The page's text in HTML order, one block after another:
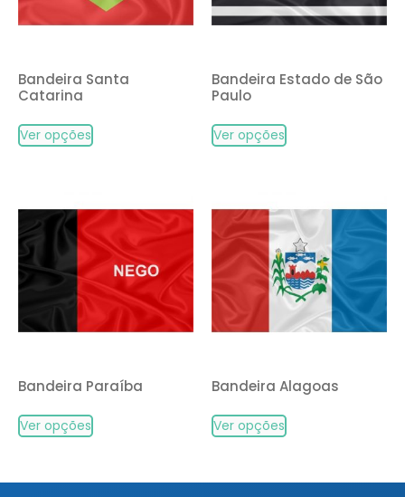
Bandeira Santa
Catarina
Ver opções
Bandeira Estado de São
Paulo
Ver opções
Bandeira Paraíba
Ver opções
Bandeira Alagoas
Ver opções